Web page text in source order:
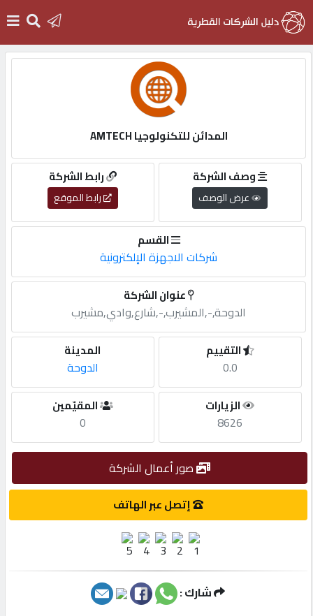
التسجيل
English
أضف
مطلوب
طلب
الاحصائيات
المدائن للتكنولوجيا AMTECH
رابط الشركة
رابط الموقع
وصف الشركة
عرض الوصف
القسم
شركات الاجهزة الإلكترونية
عنوان الشركة
الدوحة,-,المشيرب,-,شارع,وادي,مشيرب
المدينة
الدوحة
التقييم
0.0
المقيّمين
0
الزيارات
8626
صور أعمال الشركة
إتصل عبر الهاتف
شارك :